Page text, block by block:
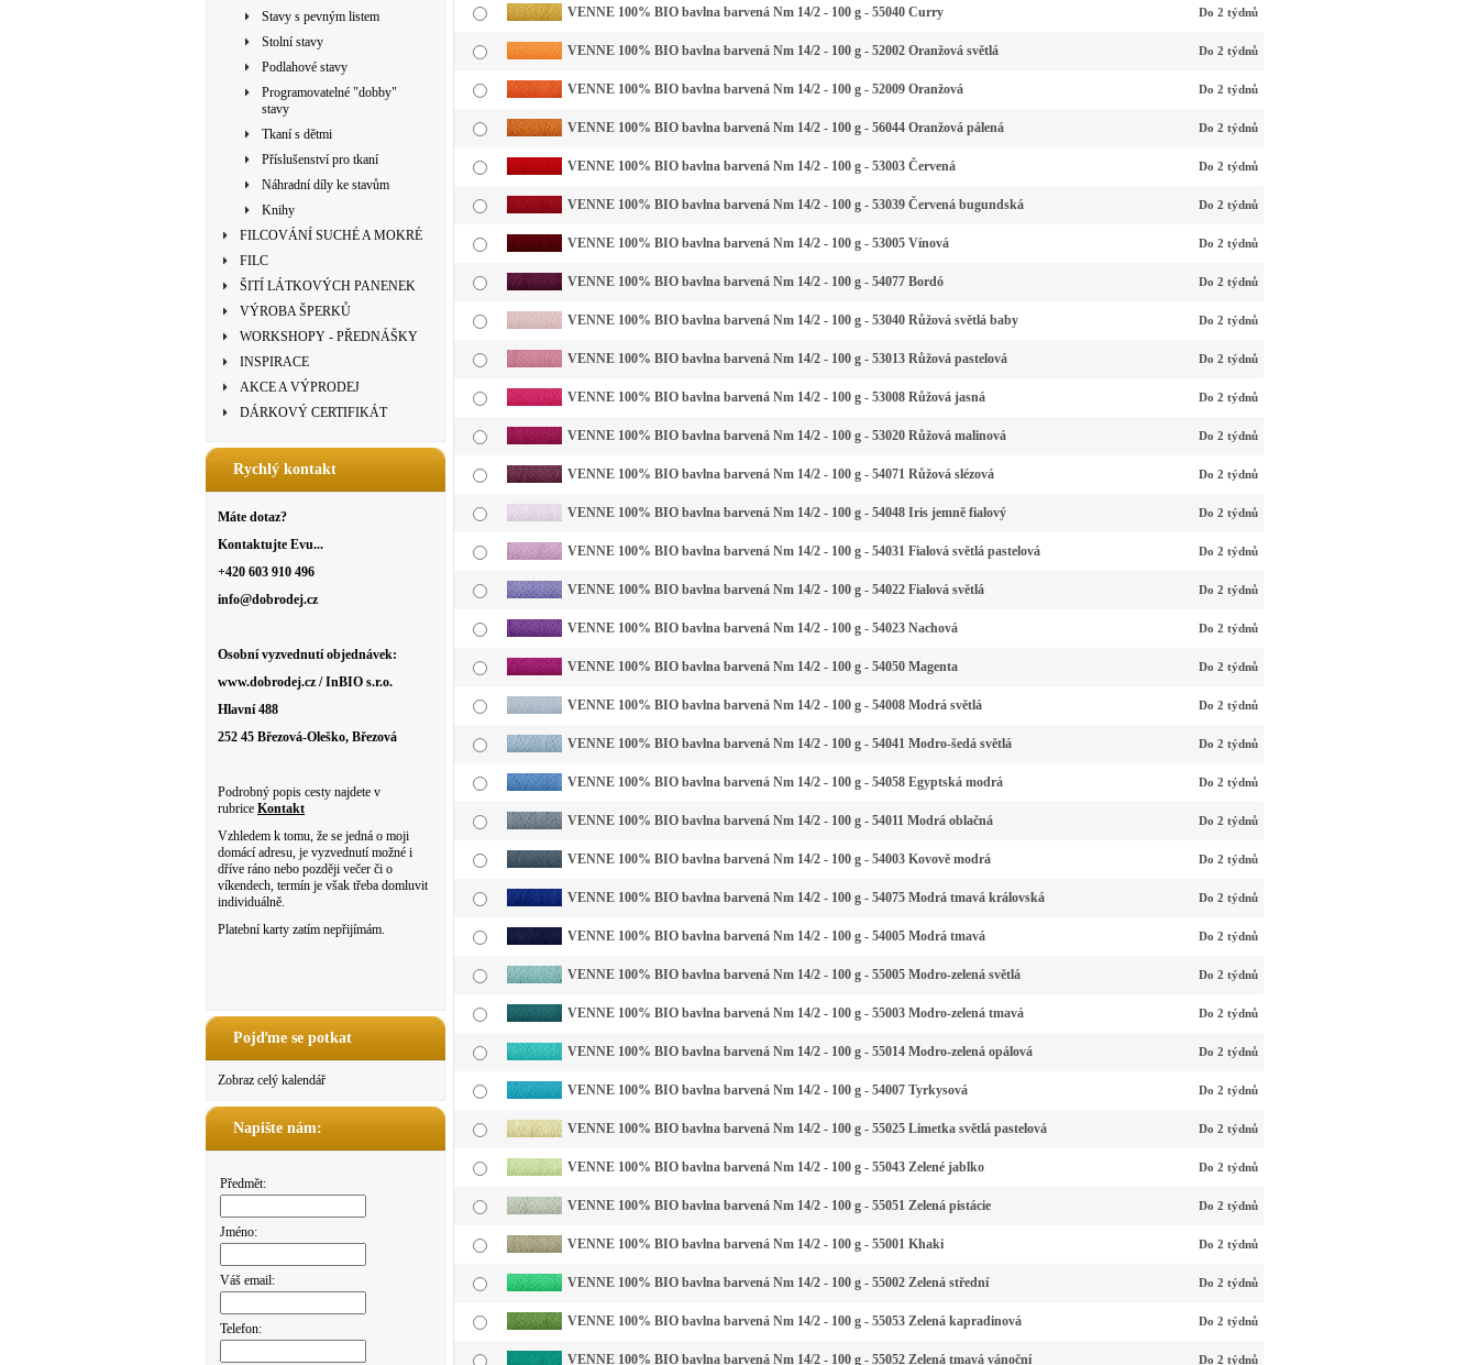
Stavy s pevným listem
Stolní stavy
Podlahové stavy
Programovatelné "dobby"
stavy
Tkaní s dětmi
Příslušenství pro tkaní
Náhradní díly ke stavům
Knihy
FILCOVÁNÍ SUCHÉ A MOKRÉ
FILC
ŠITÍ LÁTKOVÝCH PANENEK
VÝROBA ŠPERKŮ
WORKSHOPY - PŘEDNÁŠKY
INSPIRACE
AKCE A VÝPRODEJ
DÁRKOVÝ CERTIFIKÁT
Rychlý kontakt
Máte dotaz?
Kontaktujte Evu...
+420 603 910 496
info@dobrodej.cz
Osobní vyzvednutí objednávek:
www.dobrodej.cz / InBIO s.r.o.
Hlavní 488
252 45 Březová-Oleško, Březová
Podrobný popis cesty najdete v
rubrice Kontakt
Vzhledem k tomu, že se jedná o moji
domácí adresu, je vyzvednutí možné i
dříve ráno nebo později večer či o
víkendech, termín je však třeba domluvit
individuálně.
Platební karty zatím nepřijímám.
Pojďme se potkat
Zobraz celý kalendář
Napište nám:
Předmět:
Jméno:
Váš email:
Telefon:
VENNE 100% BIO bavlna barvená Nm 14/2 - 100 g - 55040 Curry Do 2 týdnů
VENNE 100% BIO bavlna barvená Nm 14/2 - 100 g - 52002 Oranžová světlá Do 2 týdnů
VENNE 100% BIO bavlna barvená Nm 14/2 - 100 g - 52009 Oranžová Do 2 týdnů
VENNE 100% BIO bavlna barvená Nm 14/2 - 100 g - 56044 Oranžová pálená Do 2 týdnů
VENNE 100% BIO bavlna barvená Nm 14/2 - 100 g - 53003 Červená Do 2 týdnů
VENNE 100% BIO bavlna barvená Nm 14/2 - 100 g - 53039 Červená bugundská Do 2 týdnů
VENNE 100% BIO bavlna barvená Nm 14/2 - 100 g - 53005 Vínová Do 2 týdnů
VENNE 100% BIO bavlna barvená Nm 14/2 - 100 g - 54077 Bordó Do 2 týdnů
VENNE 100% BIO bavlna barvená Nm 14/2 - 100 g - 53040 Růžová světlá baby Do 2 týdnů
VENNE 100% BIO bavlna barvená Nm 14/2 - 100 g - 53013 Růžová pastelová Do 2 týdnů
VENNE 100% BIO bavlna barvená Nm 14/2 - 100 g - 53008 Růžová jasná Do 2 týdnů
VENNE 100% BIO bavlna barvená Nm 14/2 - 100 g - 53020 Růžová malinová Do 2 týdnů
VENNE 100% BIO bavlna barvená Nm 14/2 - 100 g - 54071 Růžová slézová Do 2 týdnů
VENNE 100% BIO bavlna barvená Nm 14/2 - 100 g - 54048 Iris jemně fialový Do 2 týdnů
VENNE 100% BIO bavlna barvená Nm 14/2 - 100 g - 54031 Fialová světlá pastelová Do 2 týdnů
VENNE 100% BIO bavlna barvená Nm 14/2 - 100 g - 54022 Fialová světlá Do 2 týdnů
VENNE 100% BIO bavlna barvená Nm 14/2 - 100 g - 54023 Nachová Do 2 týdnů
VENNE 100% BIO bavlna barvená Nm 14/2 - 100 g - 54050 Magenta Do 2 týdnů
VENNE 100% BIO bavlna barvená Nm 14/2 - 100 g - 54008 Modrá světlá Do 2 týdnů
VENNE 100% BIO bavlna barvená Nm 14/2 - 100 g - 54041 Modro-šedá světlá Do 2 týdnů
VENNE 100% BIO bavlna barvená Nm 14/2 - 100 g - 54058 Egyptská modrá Do 2 týdnů
VENNE 100% BIO bavlna barvená Nm 14/2 - 100 g - 54011 Modrá oblačná Do 2 týdnů
VENNE 100% BIO bavlna barvená Nm 14/2 - 100 g - 54003 Kovově modrá Do 2 týdnů
VENNE 100% BIO bavlna barvená Nm 14/2 - 100 g - 54075 Modrá tmavá královská Do 2 týdnů
VENNE 100% BIO bavlna barvená Nm 14/2 - 100 g - 54005 Modrá tmavá Do 2 týdnů
VENNE 100% BIO bavlna barvená Nm 14/2 - 100 g - 55005 Modro-zelená světlá Do 2 týdnů
VENNE 100% BIO bavlna barvená Nm 14/2 - 100 g - 55003 Modro-zelená tmavá Do 2 týdnů
VENNE 100% BIO bavlna barvená Nm 14/2 - 100 g - 55014 Modro-zelená opálová Do 2 týdnů
VENNE 100% BIO bavlna barvená Nm 14/2 - 100 g - 54007 Tyrkysová Do 2 týdnů
VENNE 100% BIO bavlna barvená Nm 14/2 - 100 g - 55025 Limetka světlá pastelová Do 2 týdnů
VENNE 100% BIO bavlna barvená Nm 14/2 - 100 g - 55043 Zelené jablko Do 2 týdnů
VENNE 100% BIO bavlna barvená Nm 14/2 - 100 g - 55051 Zelená pistácie Do 2 týdnů
VENNE 100% BIO bavlna barvená Nm 14/2 - 100 g - 55001 Khaki Do 2 týdnů
VENNE 100% BIO bavlna barvená Nm 14/2 - 100 g - 55002 Zelená střední Do 2 týdnů
VENNE 100% BIO bavlna barvená Nm 14/2 - 100 g - 55053 Zelená kapradinová Do 2 týdnů
VENNE 100% BIO bavlna barvená Nm 14/2 - 100 g - 55052 Zelená tmavá vánoční Do 2 týdnů